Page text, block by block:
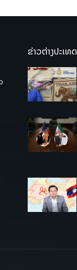
ຂ່າວຕ່າງປະເທດ